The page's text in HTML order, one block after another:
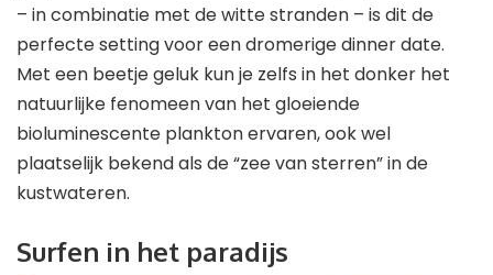
– in combinatie met de witte stranden – is dit de
perfecte setting voor een dromerige dinner date.
Met een beetje geluk kun je zelfs in het donker het
natuurlijke fenomeen van het gloeiende
bioluminescente plankton ervaren, ook wel
plaatselijk bekend als de “zee van sterren” in de
kustwateren.
Surfen in het paradijs